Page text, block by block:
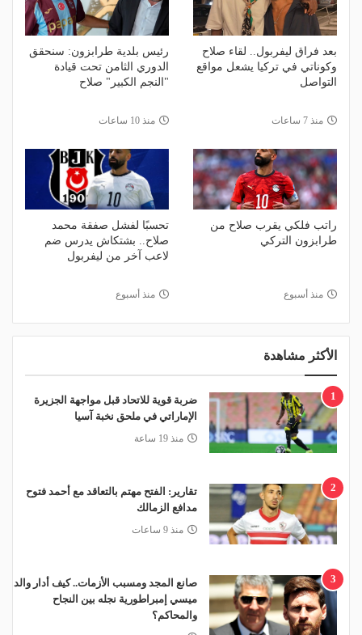
بعد فراق ليفربول.. لقاء صلاح
وكوناتي في تركيا يشعل مواقع
التواصل
منذ 7 ساعات
رئيس بلدية طرابزون: سنحقق
الدوري الثامن تحت قيادة
"النجم الكبير" صلاح
منذ 10 ساعات
راتب فلكي يقرب صلاح من
طرابزون التركي
منذ أسبوع
تحسبًا لفشل صفقة محمد
صلاح.. بشتكاش يدرس ضم
لاعب آخر من ليفربول
منذ أسبوع
الأكثر مشاهدة
1
ضربة قوية للاتحاد قبل مواجهة الجزيرة
الإماراتي في ملحق نخبة آسيا
منذ 19 ساعة
2
تقارير: الفتح مهتم بالتعاقد مع أحمد فتوح
مدافع الزمالك
منذ 9 ساعات
3
صانع المجد ومسبب الأزمات.. كيف أدار والد
ميسي إمبراطورية نجله بين النجاح
والمحاكم؟